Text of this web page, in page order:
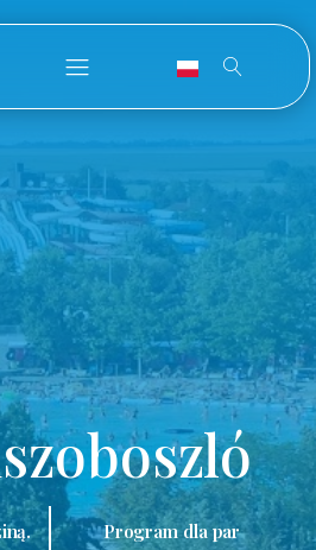
Program dla par